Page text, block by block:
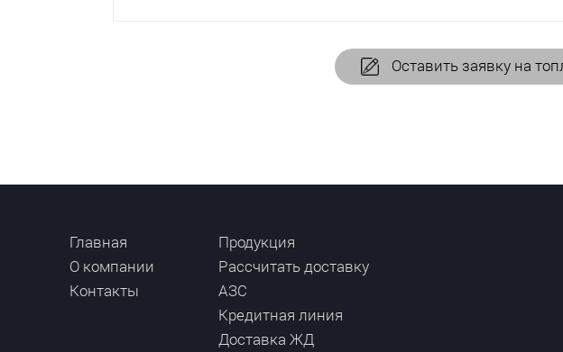
Оставить заявку на
Главная
О компании
Контакты
Продукция
Рассчитать доставку
АЗС
Кредитная линия
Доставка ЖД